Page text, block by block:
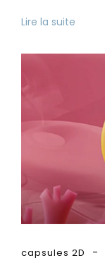
Lire la suite
capsules 2D